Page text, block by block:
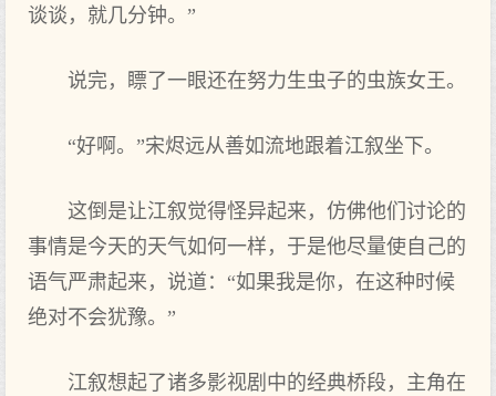
谈谈，就几分钟。”
说完，瞟了一眼还在努力生虫子的虫族女王。
“好啊。”宋烬远从善如流地跟着江叙坐下。
这倒是让江叙觉得怪异起来，仿佛他们讨论的
事情是今天的天气如何一样，于是他尽量使自己的
语气严肃起来，说道：“如果我是你，在这种时候
绝对不会犹豫。”
江叙想起了诸多影视剧中的经典桥段，主角在